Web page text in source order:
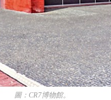
圖：CR7博物館。